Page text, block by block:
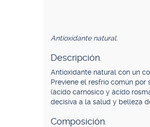
Antioxidante natural.
Descripción.
Antioxidante natural con un
Previene el resfrío común por
(ácido carnósico y ácido
decisiva a la salud y belleza
Composición.